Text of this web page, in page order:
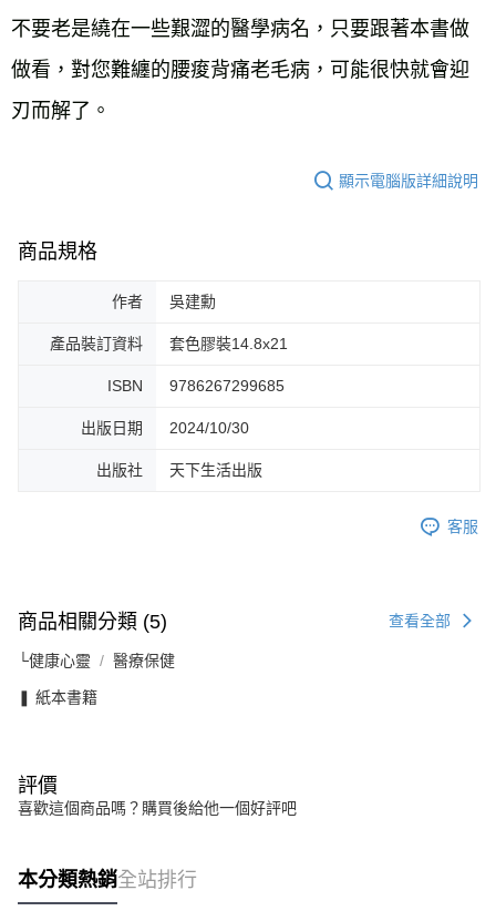
不要老是繞在一些艱澀的醫學病名，只要跟著本書做
做看，對您難纏的腰痠背痛老毛病，可能很快就會迎
刃而解了。
顯示電腦版詳細說明
商品規格
作者 吳建勳
產品裝訂資料 套色膠裝14.8x21
ISBN 9786267299685
出版日期 2024/10/30
出版社 天下生活出版
客服
商品相關分類 (5) 查看全部
└健康心靈 醫療保健
❚ 紙本書籍
評價
喜歡這個商品嗎？購買後給他一個好評吧
本分類熱銷全站排行